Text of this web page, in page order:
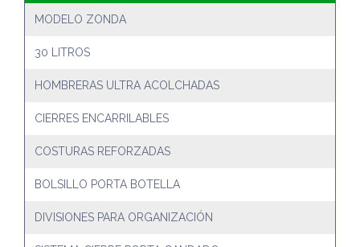
MODELO ZONDA
30 LITROS
HOMBRERAS ULTRA ACOLCHADAS
CIERRES ENCARRILABLES
COSTURAS REFORZADAS
BOLSILLO PORTA BOTELLA
DIVISIONES PARA ORGANIZACIÓN